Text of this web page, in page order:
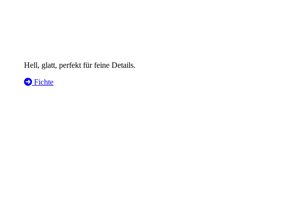
Hell, glatt, perfekt für feine Details.
Fichte